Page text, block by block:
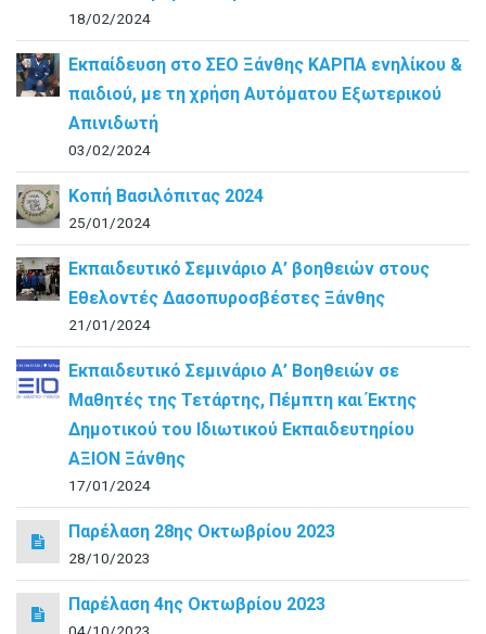
18/02/2024
Εκπαίδευση στο ΣΕΟ Ξάνθης ΚΑΡΠΑ ενηλίκου &
παιδιού, με τη χρήση Αυτόματου Εξωτερικού
Απινιδωτή
03/02/2024
Κοπή Βασιλόπιτας 2024
25/01/2024
Εκπαιδευτικό Σεμινάριο Α’ βοηθειών στους
Εθελοντές Δασοπυροσβέστες Ξάνθης
21/01/2024
Εκπαιδευτικό Σεμινάριο Α’ Βοηθειών σε
Μαθητές της Τετάρτης, Πέμπτη και Έκτης
Δημοτικού του Ιδιωτικού Εκπαιδευτηρίου
ΑΞΙΟΝ Ξάνθης
17/01/2024
Παρέλαση 28ης Οκτωβρίου 2023
28/10/2023
Παρέλαση 4ης Οκτωβρίου 2023